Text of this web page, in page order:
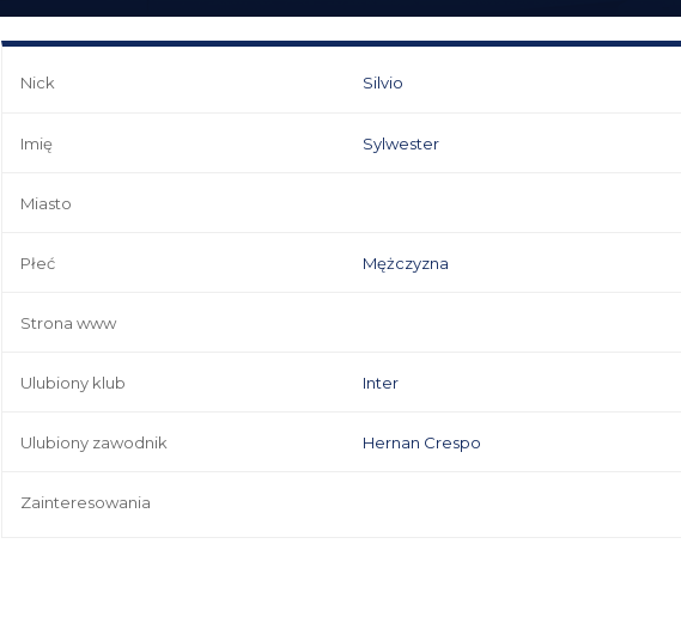
Nick Silvio
Imię Sylwester
Miasto
Płeć Mężczyzna
Strona www
Ulubiony klub Inter
Ulubiony zawodnik Hernan Crespo
Zainteresowania